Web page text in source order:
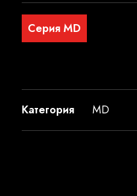
Серия MD
Категория MD